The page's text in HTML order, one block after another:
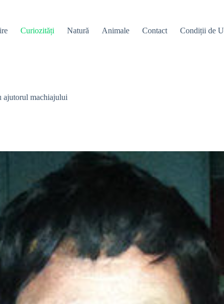
Curiozități Natură Animale Contact Condiții de
ajutorul machiajului